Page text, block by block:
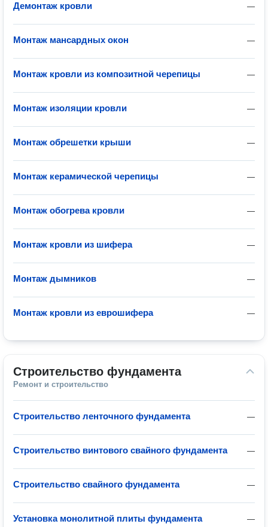
—
Демонтаж кровли
—
Монтаж мансардных окон
—
Монтаж кровли из композитной черепицы
—
Монтаж изоляции кровли
—
Монтаж обрешетки крыши
—
Монтаж керамической черепицы
—
Монтаж обогрева кровли
—
Монтаж кровли из шифера
—
Монтаж дымников
—
Монтаж кровли из еврошифера
Строительство фундамента
Ремонт и строительство
—
Строительство ленточного фундамента
—
Строительство винтового свайного фундамента
—
Строительство свайного фундамента
—
Установка монолитной плиты фундамента